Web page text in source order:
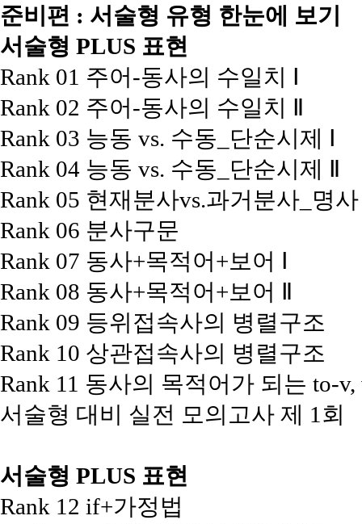
준비편 : 서술형 유형 한눈에 보기
서술형 PLUS 표현
Rank 01 주어-동사의 수일치 Ⅰ
Rank 02 주어-동사의 수일치 Ⅱ
Rank 03 능동 vs. 수동_단순시제 Ⅰ
Rank 04 능동 vs. 수동_단순시제 Ⅱ
Rank 05 현재분사vs.과거분사_명
Rank 06 분사구문
Rank 07 동사+목적어+보어 Ⅰ
Rank 08 동사+목적어+보어 Ⅱ
Rank 09 등위접속사의 병렬구조
Rank 10 상관접속사의 병렬구조
Rank 11 동사의 목적어가 되는 to-
서술형 대비 실전 모의고사 제 1회
서술형 PLUS 표현
Rank 12 if+가정법